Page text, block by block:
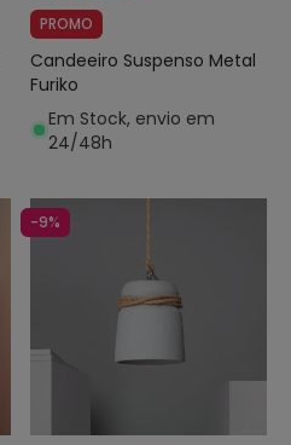
PROMO
Candeeiro Suspenso Metal
Furiko
Em Stock, envio em
24/48h
-9%